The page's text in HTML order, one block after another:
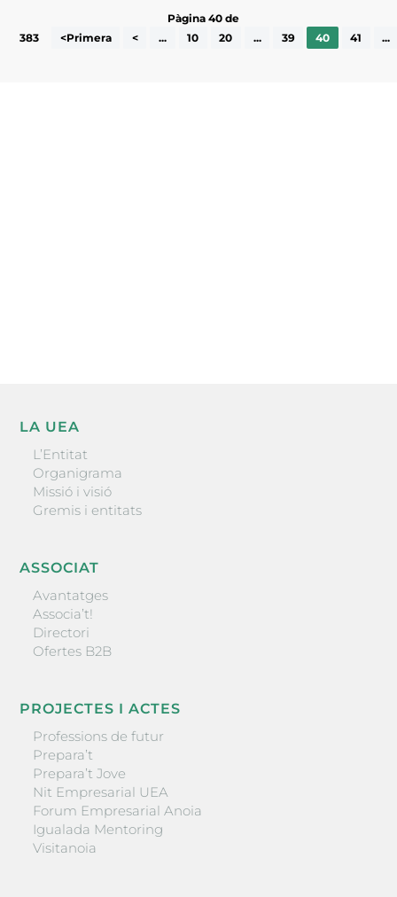
Pàgina 40 de
383
<Primera < ... 10 20 ... 39 40 41 ...
LA UEA
L’Entitat
Organigrama
Missió i visió
Gremis i entitats
ASSOCIAT
Avantatges
Associa’t!
Directori
Ofertes B2B
PROJECTES I ACTES
Professions de futur
Prepara’t
Prepara’t Jove
Nit Empresarial UEA
Forum Empresarial Anoia
Igualada Mentoring
Visitanoia